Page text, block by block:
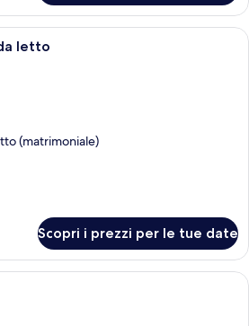
Una camera d'albergo moderna
letto
(matrimoniale)
Scopri i prezzi per le tue date
Camera d'albergo moderna con un